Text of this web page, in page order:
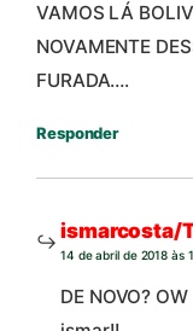
VAMOS LÁ
NOVAMENTE
FURADA….
Responder
ismarcosta/
14 de abril de 2018 às
DE NOVO?